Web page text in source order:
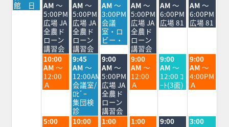
曜
日,
館 日
曜
日,
8
月
4th
2026
AM ～
5:00PM
広場 JA
全農ド
ローン
講習会
曜
日,
8
月
5th
2026
AM ～
5:00PM
広場 JA
全農ド
ローン
講習会
曜
日,
8
月
6th
2026
AM ～
3:00PM
会議
室・ロ
ビー・
曜
日,
8
月
7th
2026
AM ～
5:00PM
広場 JA
全農ド
ローン
講習会
曜
日,
8
月
AM ～
6:00PM
広場 81
曜
日,
8
月
AM ～
6:00PM
広場 81
火
曜
日,
8
月
10:00
AM ～
12:00
Ａ
水
曜
日,
8
月
5th
2026
9:45
AM ～
12:00AM
会議室/
ﾛﾋﾞｰ
集団検
診
木
曜
日,
8
月
6th
2026
9:00
AM ～
5:00PM
広場 JA
全農ド
ローン
講習会
金
曜
日,
8
月
9:00
AM ～
12:00
Ａ
土
曜
日,
8
月
9:00
AM ～
12:00 ｺ
ｰﾄ(3面)
日
曜
日,
8
月
9:00
AM ～
4:00PM
Ａ
火
5:00
水
10:00
木
1:00
金
1:00
土
9:00
日
3:00